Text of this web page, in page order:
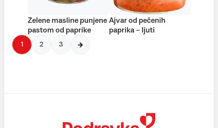
Zelene masline punjene
pastom od paprike
Ajvar od pečenih
paprika – ljuti
1 2 3